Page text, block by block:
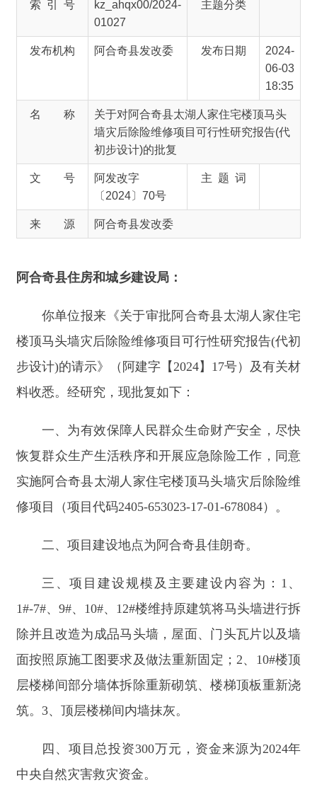
06-03
名 称 关于对阿合奇县太湖人家住宅楼顶马头
文 号
阿发改字
〔2024〕70号
主 题 词
阿合奇县发改委
阿合奇县住房和城乡建设局：
你单位报来《关于审批阿合奇县太湖人家住宅
步设计)的请示》（阿建字【2024】17号
一、 为有效保障人民群众生命财产安全，尽快
恢复群众生产生活秩序和开展应急除险工作 ，同意
实施阿合奇县太湖人家住宅楼顶马头墙灾后除险维
修项目（项目代码2405-653023-17-01-678084）
二、项目建设地点为阿合奇县佳朗奇。
三、项目建设规模及主要建设内容为：1、
1#-7#、9#、10#、12#楼维持原建筑将马头墙进行拆
除并且改造为成品马头墙，屋面、门头瓦片以及墙
层楼梯间部分墙体拆除重新砌筑、楼梯顶板重新浇
四、项目总投资300万元，资金来源为2024年
中央自然灾害救灾资金。
五、项目单位（法人）为阿合奇县住房和城乡
建设局，负责项目的组织实施和日常管理。
六、项目日常监管责任单位为
建设局，负责项目的日常监管、现场核查和监督检
查。